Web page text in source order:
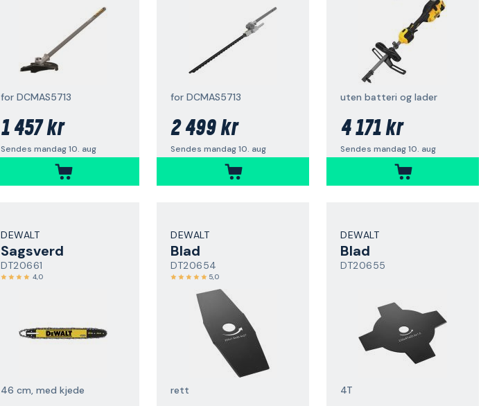
for DCMAS5713
1 457 kr
Sendes mandag 10. aug
for DCMAS5713
2 499 kr
Sendes mandag 10. aug
uten batteri og lader
4 171 kr
Sendes mandag 10. aug
DEWALT
Sagsverd
DT20661
4,0
46 cm, med kjede
DEWALT
Blad
DT20654
5,0
rett
DEWALT
Blad
DT20655
4T